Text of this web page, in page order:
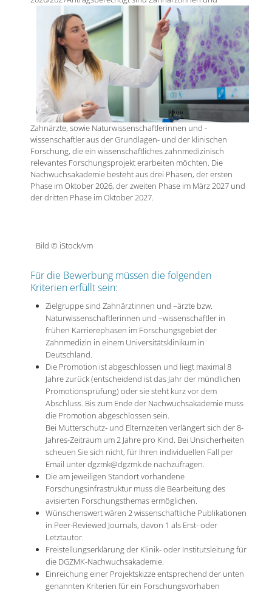
Zahnärzte, sowie Naturwissenschaftlerinnen und -
wissenschaftler aus der Grundlagen- und der klinischen
Forschung, die ein wissenschaftliches zahnmedizinisch
relevantes Forschungsprojekt erarbeiten möchten. Die
Nachwuchsakademie besteht aus drei Phasen, der ersten
Phase im Oktober 2026, der zweiten Phase im März 2027 und
der dritten Phase im Oktober 2027.
Bild © iStock/vm
Für die Bewerbung müssen die folgenden
Kriterien erfüllt sein:
Zielgruppe sind Zahnärztinnen und –ärzte bzw.
Naturwissenschaftlerinnen und –wissenschaftler in
frühen Karrierephasen im Forschungsgebiet der
Zahnmedizin in einem Universitätsklinikum in
Deutschland.
Die Promotion ist abgeschlossen und liegt maximal 8
Jahre zurück (entscheidend ist das Jahr der mündlichen
Promotionsprüfung) oder sie steht kurz vor dem
Abschluss. Bis zum Ende der Nachwuchsakademie muss
die Promotion abgeschlossen sein.
Bei Mutterschutz- und Elternzeiten verlängert sich der 8-
Jahres-Zeitraum um 2 Jahre pro Kind. Bei Unsicherheiten
scheuen Sie sich nicht, für Ihren individuellen Fall per
Email unter dgzmk@dgzmk.de nachzufragen.
Die am jeweiligen Standort vorhandene
Forschungsinfrastruktur muss die Bearbeitung des
avisierten Forschungsthemas ermöglichen.
Wünschenswert wären 2 wissenschaftliche Publikationen
in Peer-Reviewed Journals, davon 1 als Erst- oder
Letztautor.
Freistellungserklärung der Klinik- oder Institutsleitung für
die DGZMK-Nachwuchsakademie.
Einreichung einer Projektskizze entsprechend der unten
genannten Kriterien für ein Forschungsvorhaben